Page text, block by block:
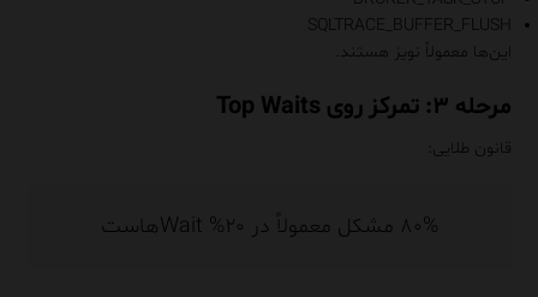
SQLTRACE_BUFFER_FLUSH
این‌ها معمولاً نویز هستند.
مرحله ۳: تمرکز روی Top Waits
قانون طلایی:
۸۰% مشکل معمولاً در ۲۰% Waitهاست